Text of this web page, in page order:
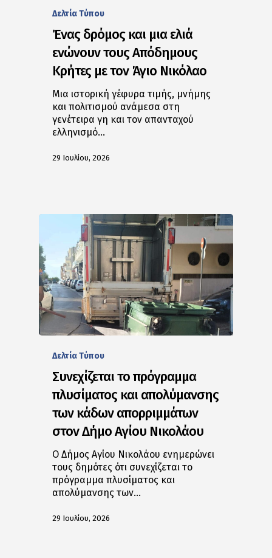
Δελτία Tύπου
Ένας δρόμος και μια ελιά
ενώνουν τους Απόδημους
Κρήτες με τον Άγιο Νικόλαο
Μια ιστορική γέφυρα τιμής, μνήμης
και πολιτισμού ανάμεσα στη
γενέτειρα γη και τον απανταχού
ελληνισμό…
29 Ιουλίου, 2026
Δελτία Tύπου
Συνεχίζεται το πρόγραμμα
πλυσίματος και απολύμανσης
των κάδων απορριμμάτων
στον Δήμο Αγίου Νικολάου
Ο Δήμος Αγίου Νικολάου ενημερώνει
τους δημότες ότι συνεχίζεται το
πρόγραμμα πλυσίματος και
απολύμανσης των…
29 Ιουλίου, 2026